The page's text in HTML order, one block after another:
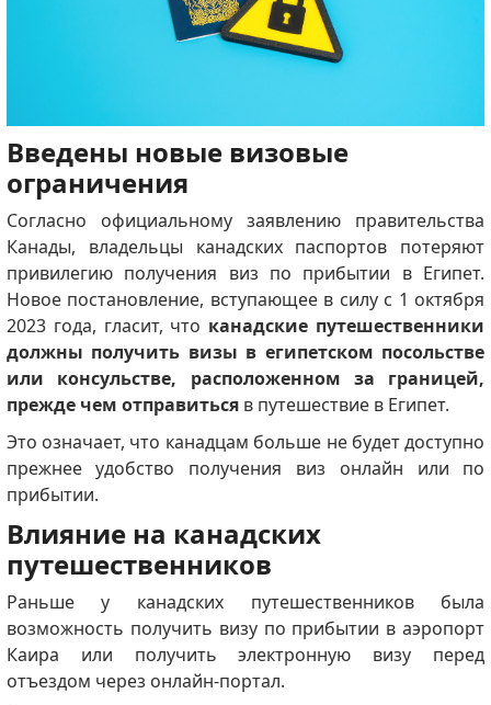
Введены новые визовые
ограничения
Согласно официальному заявлению правительства
Канады, владельцы канадских паспортов потеряют
привилегию получения виз по прибытии в Египет.
Новое постановление, вступающее в силу с 1 октября
2023 года, гласит, что канадские путешественники
должны получить визы в египетском посольстве
или консульстве, расположенном за границей,
прежде чем отправиться в путешествие в Египет.
Это означает, что канадцам больше не будет доступно
прежнее удобство получения виз онлайн или по
прибытии.
Влияние на канадских
путешественников
Раньше у канадских путешественников была
возможность получить визу по прибытии в аэропорт
Каира или получить электронную визу перед
отъездом через онлайн-портал.